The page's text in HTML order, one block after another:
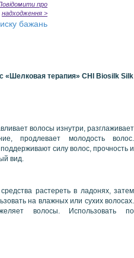
про
надходження >
бажань
«Шелковая терапия» CHI Biosilk Silk
волосы изнутри, разглаживает
продлевает молодость волос.
силу волос, прочность и
вид.
растереть в ладонях, затем
на влажных или сухих волосах.
волосы. Использовать по